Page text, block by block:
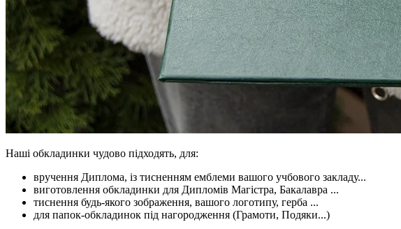
Наші обкладинки чудово підходять, для:
вручення Диплома, із тисненням емблеми вашого учбового закладу...
виготовлення обкладинки для Дипломів Магістра, Бакалавра ...
тиснення будь-якого зображення, вашого логотипу, герба ...
для папок-обкладинок під нагородження (Грамоти, Подяки...)